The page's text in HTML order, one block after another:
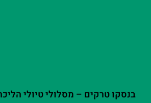
בנסקו טרקים – מסלולי טיולי